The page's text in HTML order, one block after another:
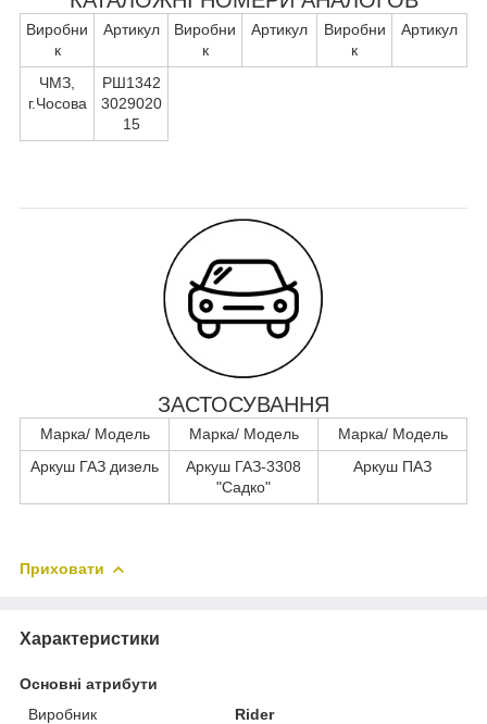
Виробни
к
Артикул
Виробни
к
Артикул
Виробни
к
Артикул
ЧМЗ,
г.Чосова
РШ1342
3029020
15
ЗАСТОСУВАННЯ
Марка/ Модель Марка/ Модель
Марка/ Модель
Аркуш ГАЗ дизель
Аркуш ГАЗ-3308
"Садко"
Аркуш ПАЗ
Приховати
Характеристики
Основні атрибути
Виробник
Rider